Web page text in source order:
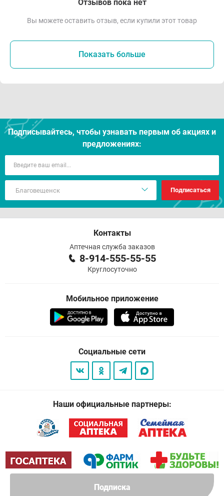
Подписка
Отзывов пока нет
Вы можете оставить отзыв, если купили этот товар
Показать больше
Подписывайтесь, чтобы узнавать первым об акцияx и
предложениях:
Подписаться
Контакты
Аптечная служба заказов
8-914-555-55-55
Круглосуточно
Мобильное приложение
Социальные сети
Наши официальные партнеры: